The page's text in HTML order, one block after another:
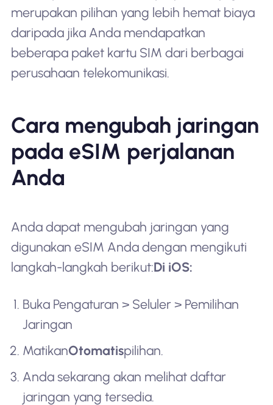
merupakan pilihan yang lebih hemat biaya
daripada jika Anda mendapatkan
beberapa paket kartu SIM dari berbagai
perusahaan telekomunikasi.
Cara mengubah jaringan
pada eSIM perjalanan
Anda
Anda dapat mengubah jaringan yang
digunakan eSIM Anda dengan mengikuti
langkah-langkah berikut:Di iOS:
Buka Pengaturan > Seluler > Pemilihan
Jaringan
MatikanOtomatispilihan.
Anda sekarang akan melihat daftar
jaringan yang tersedia.